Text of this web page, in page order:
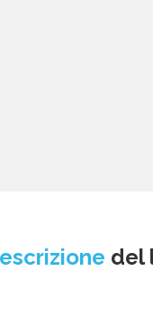
del